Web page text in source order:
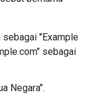
"Example
sebagai
Negara".